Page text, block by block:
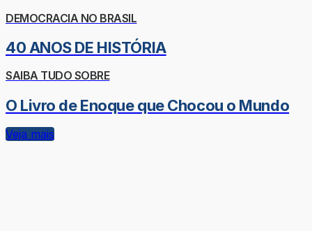
DEMOCRACIA NO BRASIL
40 ANOS DE HISTÓRIA
SAIBA TUDO SOBRE
O Livro de Enoque que Chocou o Mundo
Veja mais